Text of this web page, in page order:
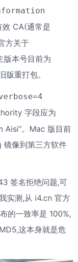
效 CA(通常是
方关于
版本号目前为
重打包。
字段应为
Aisi”。Mac 版目前
像到第三方软件
签名拒绝问题,可
实测,从 i4.cn 官方
的一致率是 100%,
这本身就是危